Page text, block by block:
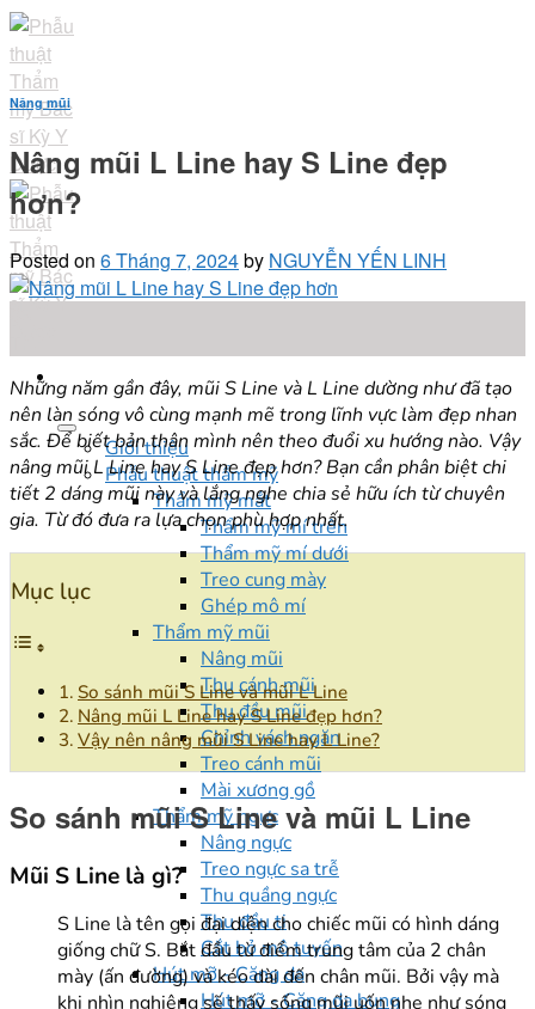
Skip
to
content
Giới thiệu
Phẫu thuật thẩm mỹ
Thẩm mỹ mắt
Thẩm mỹ mí trên
Thẩm mỹ mí dưới
Treo cung mày
Ghép mô mí
Thẩm mỹ mũi
Nâng mũi
Thu cánh mũi
Thu đầu mũi
Chỉnh vách ngăn
Treo cánh mũi
Mài xương gồ
Thẩm mỹ ngực
Nâng ngực
Treo ngực sa trễ
Thu quầng ngực
Thu đầu ti
Cắt bỏ mô tuyến
Hút mỡ - Căng da
Hút mỡ - Căng da bụng
Nâng mũi
Nâng mũi L Line hay S Line đẹp
hơn?
Posted on 6 Tháng 7, 2024by NGUYỄN YẾN LINH
Những năm gần đây, mũi S Line và L Line dường như đã tạo
nên làn sóng vô cùng mạnh mẽ trong lĩnh vực làm đẹp nhan
sắc. Để biết bản thân mình nên theo đuổi xu hướng nào. Vậy
nâng mũi L Line hay S Line đẹp hơn? Bạn cần phân biệt chi
tiết 2 dáng mũi này và lắng nghe chia sẻ hữu ích từ chuyên
gia. Từ đó đưa ra lựa chọn phù hợp nhất.
Mục lục
So sánh mũi S Line và mũi L Line
Nâng mũi L Line hay S Line đẹp hơn?
Vậy nên nâng mũi S Line hay L Line?
So sánh mũi S Line và mũi L Line
Mũi S Line là gì?
S Line là tên gọi đại diện cho chiếc mũi có hình dáng
giống chữ S. Bắt đầu từ điểm trung tâm của 2 chân
mày (ấn đường) và kéo dài đến chân mũi. Bởi vậy mà
khi nhìn nghiêng sẽ thấy sống mũi uốn nhẹ như sóng